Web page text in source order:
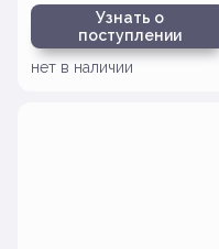
Узнать о
поступлении
нет в наличии